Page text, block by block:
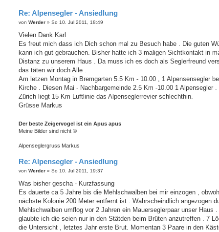
Re: Alpensegler - Ansiedlung
B
i
r
a
von Werder » So 10. Jul 2011, 18:49
Vielen Dank Karl
Es freut mich dass ich Dich schon mal zu Besuch habe . Die guten
kann ich gut gebrauchen. Bisher hatte ich 3 maligen Sichtkontakt in
Distanz zu unserem Haus . Da muss ich es doch als Seglerfreund
das täten wir doch Alle .
Am letzen Montag in Bremgarten 5.5 Km - 10.00 , 1 Alpensensegler
Kirche . Diesen Mai - Nachbargemeinde 2.5 Km -10.00 1 Alpensegler .
Zürich liegt 15 Km Luftlinie das Alpenseglerrevier schlechthin.
Grüsse Markus
Der beste Zeigervogel ist ein Apus apus
Meine Bilder sind nicht ©
Alpenseglergruss Markus
Re: Alpensegler - Ansiedlung
B
i
r
a
von Werder » So 10. Jul 2011, 19:37
Was bisher gescha - Kurzfassung
Es dauerte ca 5 Jahre bis die Mehlschwalben bei mir einzogen ,
nächste Kolonie 200 Meter entfernt ist . Wahrscheindlich angezogen
Mehlschwalben umflog vor 2 Jahren ein Mauerseglerpaar unser Haus
glaubte ich die seien nur in den Stätden beim Brüten anzutreffen . 7
die Untersicht , letztes Jahr erste Brut. Momentan 3 Paare in den